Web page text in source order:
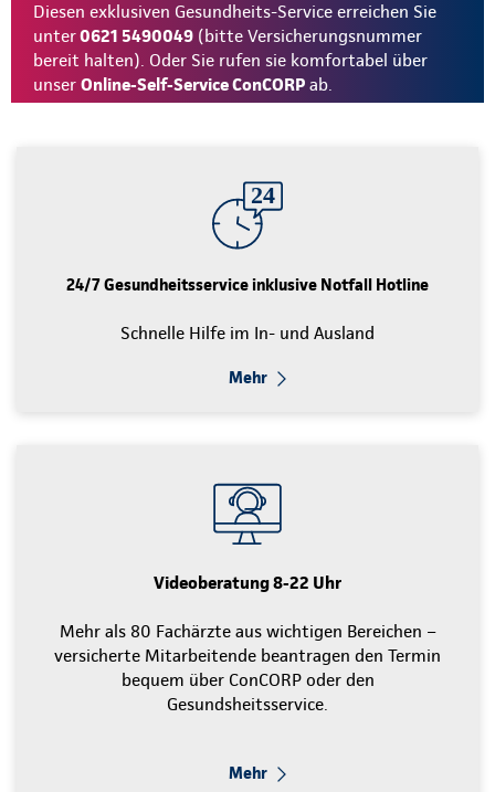
Diesen exklusiven Gesundheits-Service erreichen Sie
unter0621 5490049 (bitte Versicherungsnummer
bereit halten). Oder Sie rufen sie komfortabel über
unser Online-Self-Service ConCORP ab.
24/7 Gesundheitsservice inklusive Notfall Hotline
Schnelle Hilfe im In- und Ausland
Mehr
Videoberatung 8-22 Uhr
Mehr als 80 Fachärzte aus wichtigen Bereichen –
versicherte Mitarbeitende beantragen den Termin
bequem über ConCORP oder den
Gesundsheitsservice.
Mehr